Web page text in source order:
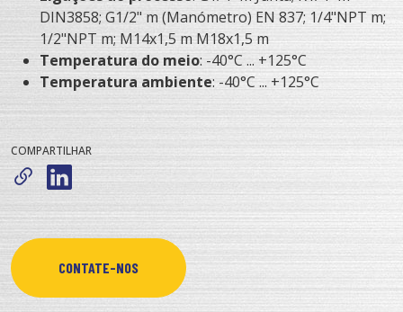
DIN3858; G1/2" m (Manómetro) EN 837; 1/4"NPT m;
1/2"NPT m; M14x1,5 m M18x1,5 m
Temperatura do meio: -40°C ... +125°C
Temperatura ambiente: -40°C ... +125°C
COMPARTILHAR
CONTATE-NOS